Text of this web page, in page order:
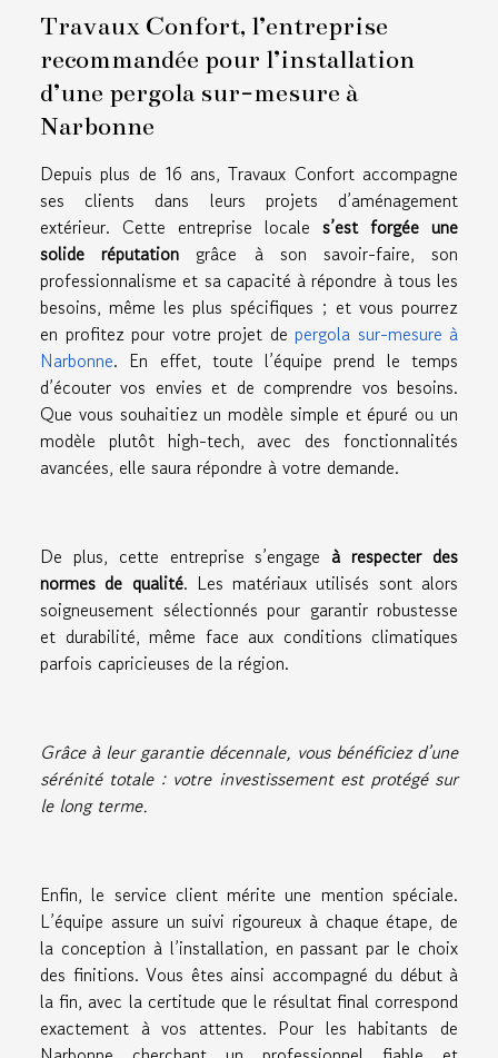
Travaux Confort, l’entreprise
recommandée pour l’installation
d’une pergola sur-mesure à
Narbonne
Depuis plus de 16 ans, Travaux Confort accompagne
ses clients dans leurs projets d’aménagement
extérieur. Cette entreprise locale s’est forgée une
solide réputation grâce à son savoir-faire, son
professionnalisme et sa capacité à répondre à tous les
besoins, même les plus spécifiques ; et vous pourrez
en profitez pour votre projet de pergola sur-mesure à
Narbonne. En effet, toute l’équipe prend le temps
d’écouter vos envies et de comprendre vos besoins.
Que vous souhaitiez un modèle simple et épuré ou un
modèle plutôt high-tech, avec des fonctionnalités
avancées, elle saura répondre à votre demande.
De plus, cette entreprise s’engage à respecter des
normes de qualité. Les matériaux utilisés sont alors
soigneusement sélectionnés pour garantir robustesse
et durabilité, même face aux conditions climatiques
parfois capricieuses de la région.
Grâce à leur garantie décennale, vous bénéficiez d’une
sérénité totale : votre investissement est protégé sur
le long terme.
Enfin, le service client mérite une mention spéciale.
L’équipe assure un suivi rigoureux à chaque étape, de
la conception à l’installation, en passant par le choix
des finitions. Vous êtes ainsi accompagné du début à
la fin, avec la certitude que le résultat final correspond
exactement à vos attentes. Pour les habitants de